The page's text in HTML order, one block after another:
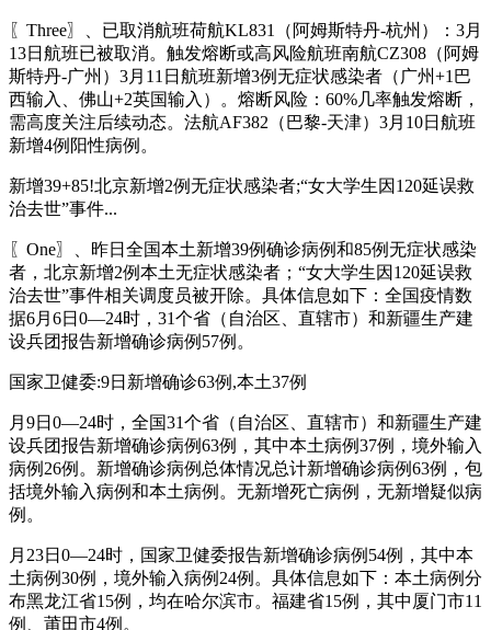
〖Three〗、已取消航班荷航KL831（阿姆斯特丹-杭州）：3月
13日航班已被取消。触发熔断或高风险航班南航CZ308（阿姆
斯特丹-广州）3月11日航班新增3例无症状感染者（广州+1巴
西输入、佛山+2英国输入）。熔断风险：60%几率触发熔断，
需高度关注后续动态。法航AF382（巴黎-天津）3月10日航班
新增4例阳性病例。
新增39+85!北京新增2例无症状感染者;“女大学生因120延误救
治去世”事件...
〖One〗、昨日全国本土新增39例确诊病例和85例无症状感染
者，北京新增2例本土无症状感染者；“女大学生因120延误救
治去世”事件相关调度员被开除。具体信息如下：全国疫情数
据6月6日0—24时，31个省（自治区、直辖市）和新疆生产建
设兵团报告新增确诊病例57例。
国家卫健委:9日新增确诊63例,本土37例
月9日0—24时，全国31个省（自治区、直辖市）和新疆生产建
设兵团报告新增确诊病例63例，其中本土病例37例，境外输入
病例26例。新增确诊病例总体情况总计新增确诊病例63例，包
括境外输入病例和本土病例。无新增死亡病例，无新增疑似病
例。
月23日0—24时，国家卫健委报告新增确诊病例54例，其中本
土病例30例，境外输入病例24例。具体信息如下：本土病例分
布黑龙江省15例，均在哈尔滨市。福建省15例，其中厦门市11
例、莆田市4例。